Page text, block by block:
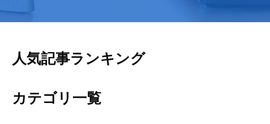
人気記事ランキング
カテゴリ一覧